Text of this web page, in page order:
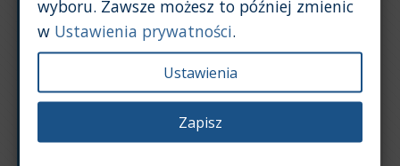
Rok produkcji
wyboru. Zawsze możesz to później zmienic
w Ustawienia prywatności.
Ustawienia
Zapisz